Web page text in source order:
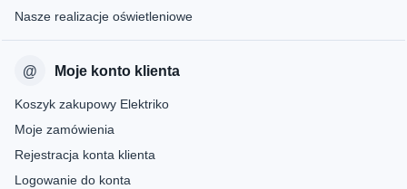
Nasze realizacje oświetleniowe
Moje konto klienta
Koszyk zakupowy Elektriko
Moje zamówienia
Rejestracja konta klienta
Logowanie do konta